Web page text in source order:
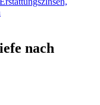
nach